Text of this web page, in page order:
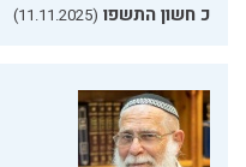
כ חשון התשפו (11.11.2025)